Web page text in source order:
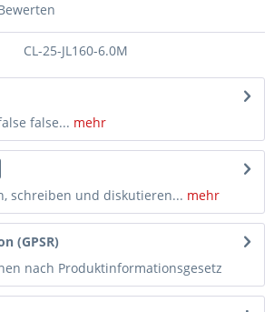
CL-25-JL160-6.0M
false... mehr
schreiben und diskutieren... mehr
(GPSR)
nach Produktinformationsgesetz